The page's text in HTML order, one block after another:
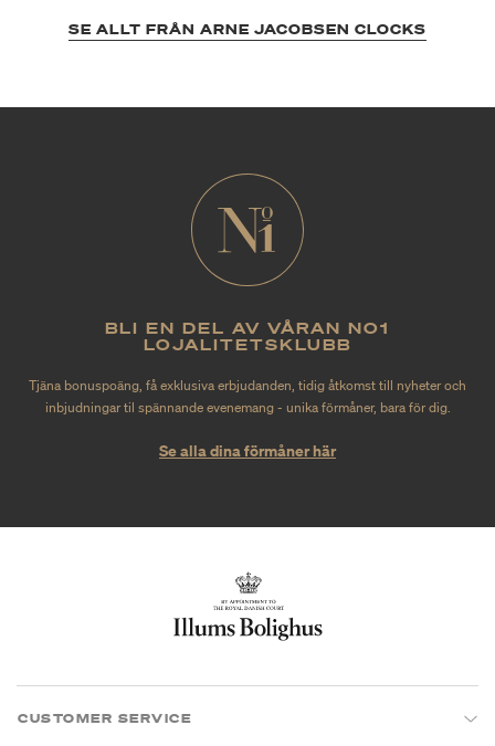
SE ALLT FRÅN ARNE JACOBSEN CLOCKS
BLI EN DEL AV VÅRAN NO1
LOJALITETSKLUBB
Tjäna bonuspoäng, få exklusiva erbjudanden, tidig åtkomst till nyheter och
inbjudningar til spännande evenemang - unika förmåner, bara för dig.
Se alla dina förmåner här
CUSTOMER SERVICE